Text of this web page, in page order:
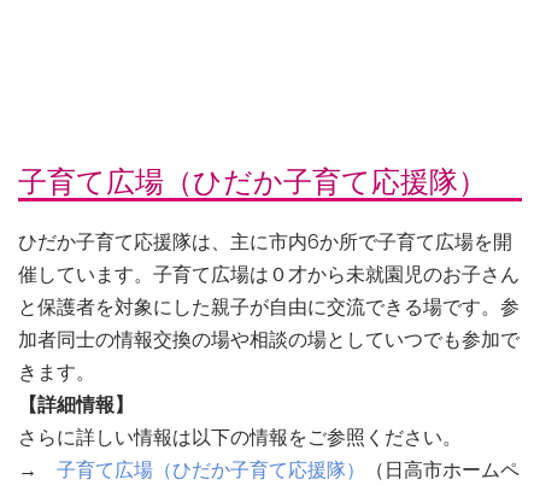
子育て広場（ひだか子育て応援隊）
ひだか子育て応援隊は、主に市内6か所で子育て広場を開
催しています。子育て広場は０才から未就園児のお子さん
と保護者を対象にした親子が自由に交流できる場です。参
加者同士の情報交換の場や相談の場としていつでも参加で
きます。
【詳細情報】
さらに詳しい情報は以下の情報をご参照ください。
→ 子育て広場（ひだか子育て応援隊）
（日高市ホームペ